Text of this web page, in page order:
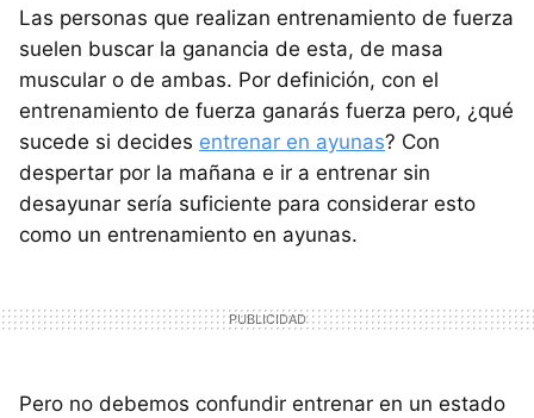
Las personas que realizan entrenamiento de fuerza
suelen buscar la ganancia de esta, de masa
muscular o de ambas. Por definición, con el
entrenamiento de fuerza ganarás fuerza pero, ¿qué
sucede si decides entrenar en ayunas? Con
despertar por la mañana e ir a entrenar sin
desayunar sería suficiente para considerar esto
como un entrenamiento en ayunas.
Pero no debemos confundir entrenar en un estado